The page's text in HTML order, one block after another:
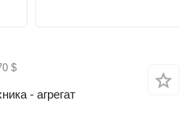
$
- агрегат